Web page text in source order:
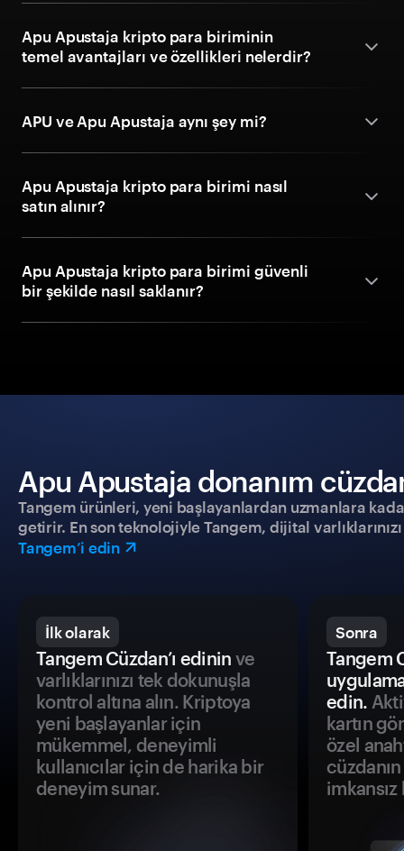
Apu Apustaja kripto para biriminin
temel avantajları ve özellikleri nelerdir?
APU ve Apu Apustaja aynı şey mi?
Apu Apustaja kripto para birimi nasıl
satın alınır?
Apu Apustaja kripto para birimi güvenli
bir şekilde nasıl saklanır?
Apu Apustaja donanım
Tangem ürünleri, yeni başlayanlardan uzmanlara
getirir. En son teknolojiyle Tangem, dijital
Tangem’i edin
İlk olarak
Tangem Cüzdan’ı edinin ve
varlıklarınızı tek dokunuşla
kontrol altına alın. Kriptoya
yeni başlayanlar için
mükemmel, deneyimli
kullanıcılar için de harika bir
deneyim sunar.
Sonra
Tangem
edin.
kartın
özel